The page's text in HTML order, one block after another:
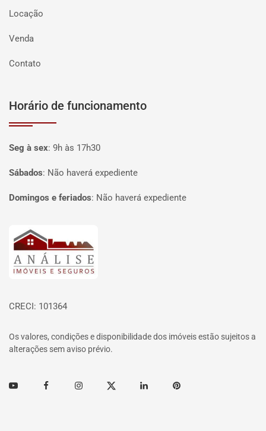
Locação
Venda
Contato
Horário de funcionamento
Seg à sex: 9h às 17h30
Sábados: Não haverá expediente
Domingos e feriados: Não haverá expediente
Página inicial
CRECI: 101364
Os valores, condições e disponibilidade dos imóveis estão sujeitos a
alterações sem aviso prévio.
Youtube FacebookInstagramTwitter Linkedin Pinterest